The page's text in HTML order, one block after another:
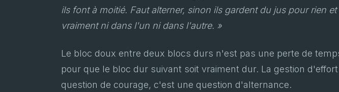
ils font à moitié. Faut alterner, sinon ils gardent du jus pour rien
vraiment ni dans l'un ni dans l'autre. »
Le bloc doux entre deux blocs durs n'est pas une perte de
pour que le bloc dur suivant soit vraiment dur. La gestion
question de courage, c'est une question d'alternance.